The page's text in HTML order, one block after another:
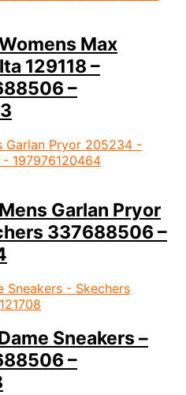
Max
129118 –
–
Garlan Pryor
337688506 –
Sneakers –
–